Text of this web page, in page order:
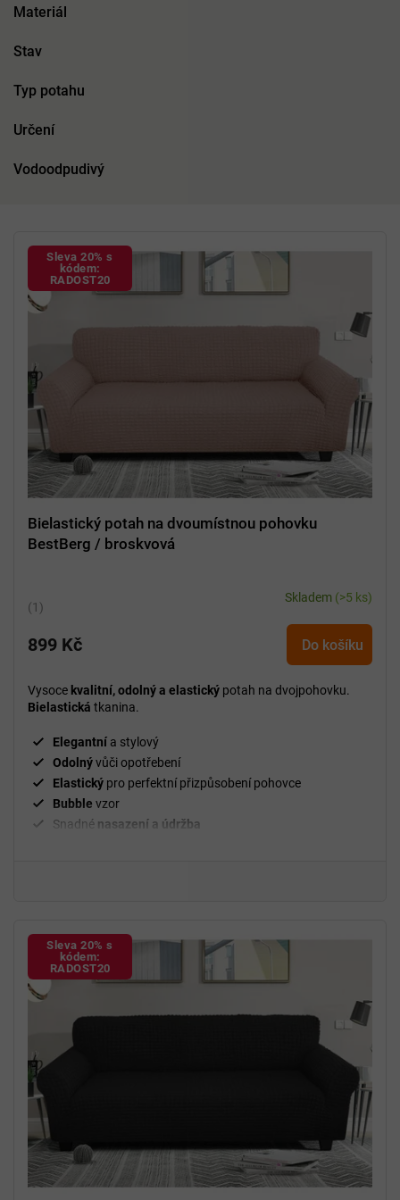
Materiál
Stav
Typ potahu
Určení
Vodoodpudivý
Sleva 20% s
kódem:
RADOST20
Bielastický potah na dvoumístnou pohovku
BestBerg / broskvová
Průměrné
produktu
5,0
z
hvězdiček.
Skladem (>5 ks)
899 Kč Do košíku
Vysoce kvalitní, odolný a elastický potah na dvojpohovku.
Bielastická tkanina.
Elegantní a stylový
Odolnývůči opotřebení
Elastický pro perfektní přizpůsobení pohovce
Bubble vzor
Snadné nasazení a údržba
Sleva 20% s
kódem:
RADOST20